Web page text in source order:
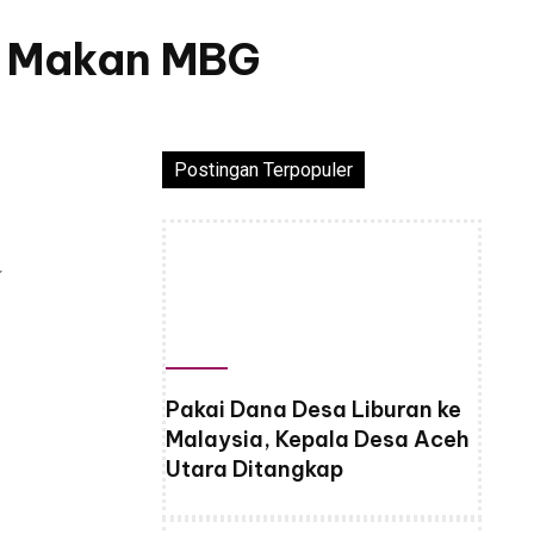
MBG
Postingan Terpopuler
Pakai Dana Desa Liburan ke
Malaysia, Kepala Desa Aceh
Utara Ditangkap